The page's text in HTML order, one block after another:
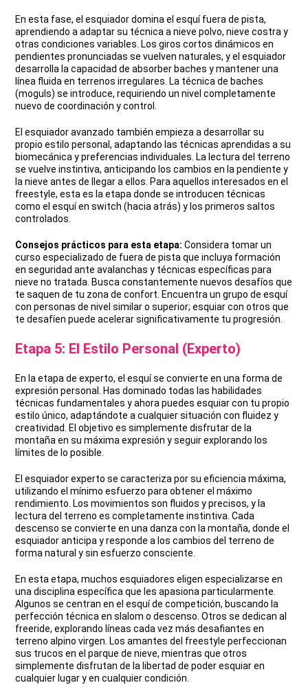
En esta fase, el esquiador domina el esquí fuera de pista,
aprendiendo a adaptar su técnica a nieve polvo, nieve costra y
otras condiciones variables. Los giros cortos dinámicos en
pendientes pronunciadas se vuelven naturales, y el esquiador
desarrolla la capacidad de absorber baches y mantener una
línea fluida en terrenos irregulares. La técnica de baches
(moguls) se introduce, requiriendo un nivel completamente
nuevo de coordinación y control.
El esquiador avanzado también empieza a desarrollar su
propio estilo personal, adaptando las técnicas aprendidas a su
biomecánica y preferencias individuales. La lectura del terreno
se vuelve instintiva, anticipando los cambios en la pendiente y
la nieve antes de llegar a ellos. Para aquellos interesados en el
freestyle, esta es la etapa donde se introducen técnicas
como el esquí en switch (hacia atrás) y los primeros saltos
controlados.
Consejos prácticos para esta etapa: Considera tomar un
curso especializado de fuera de pista que incluya formación
en seguridad ante avalanchas y técnicas específicas para
nieve no tratada. Busca constantemente nuevos desafíos que
te saquen de tu zona de confort. Encuentra un grupo de esquí
con personas de nivel similar o superior; esquiar con otros que
te desafíen puede acelerar significativamente tu progresión.
Etapa 5: El Estilo Personal (Experto)
En la etapa de experto, el esquí se convierte en una forma de
expresión personal. Has dominado todas las habilidades
técnicas fundamentales y ahora puedes esquiar con tu propio
estilo único, adaptándote a cualquier situación con fluidez y
creatividad. El objetivo es simplemente disfrutar de la
montaña en su máxima expresión y seguir explorando los
límites de lo posible.
El esquiador experto se caracteriza por su eficiencia máxima,
utilizando el mínimo esfuerzo para obtener el máximo
rendimiento. Los movimientos son fluidos y precisos, y la
lectura del terreno es completamente instintiva. Cada
descenso se convierte en una danza con la montaña, donde el
esquiador anticipa y responde a los cambios del terreno de
forma natural y sin esfuerzo consciente.
En esta etapa, muchos esquiadores eligen especializarse en
una disciplina específica que les apasiona particularmente.
Algunos se centran en el esquí de competición, buscando la
perfección técnica en slalom o descenso. Otros se dedican al
freeride, explorando líneas cada vez más desafiantes en
terreno alpino virgen. Los amantes del freestyle perfeccionan
sus trucos en el parque de nieve, mientras que otros
simplemente disfrutan de la libertad de poder esquiar en
cualquier lugar y en cualquier condición.